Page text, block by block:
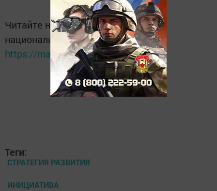
Читайте новости Татарстана в
национальном мессенджере MАХ:
https://max.ru/tatmedia
Теги:
СТРАТЕГИЯ РАЗВИТИЯ
ИНИЦИАТИВА